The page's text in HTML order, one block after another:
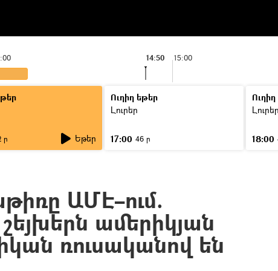
15:00
14:50
ր Եթեր
Ուղիղ եթեր
Լուրեր
17:00 46 ր
Լուրեր
18:00
ԱՄԷ–ում.
ամերիկյան
ռուսականով են